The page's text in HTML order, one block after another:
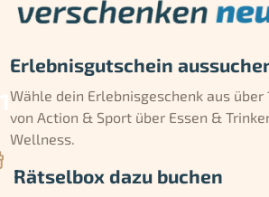
Erlebnisgutschein
Wähle dein Erlebnisgeschenk aus über
von Action & Sport über Essen &
Wellness.
Rätselbox dazu buchen